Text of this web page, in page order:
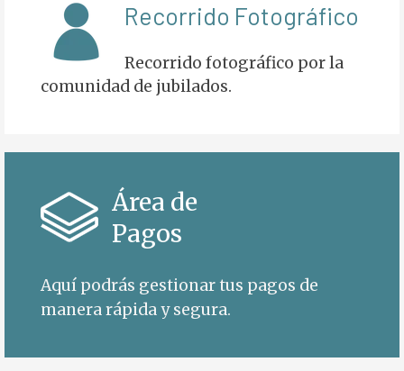
Recorrido Fotográfico
Recorrido fotográfico por la
comunidad de jubilados.
Área de
Pagos
Aquí podrás gestionar tus pagos de
manera rápida y segura.